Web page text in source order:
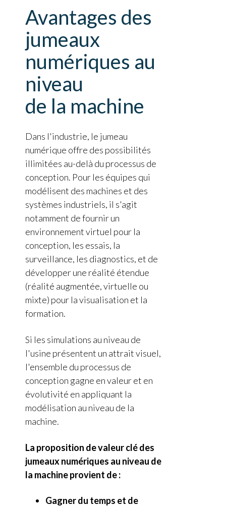
Avantages des
jumeaux
numériques au
niveau
de la machine
Dans l'industrie, le jumeau
numérique offre des possibilités
illimitées au-delà du processus de
conception. Pour les équipes qui
modélisent des machines et des
systèmes industriels, il s'agit
notamment de fournir un
environnement virtuel pour la
conception, les essais, la
surveillance, les diagnostics, et de
développer une réalité étendue
(réalité augmentée, virtuelle ou
mixte) pour la visualisation et la
formation.
Si les simulations au niveau de
l'usine présentent un attrait visuel,
l'ensemble du processus de
conception gagne en valeur et en
évolutivité en appliquant la
modélisation au niveau de la
machine.
La proposition de valeur clé des
jumeaux numériques au niveau de
la machine provient de :
Gagner du temps et de